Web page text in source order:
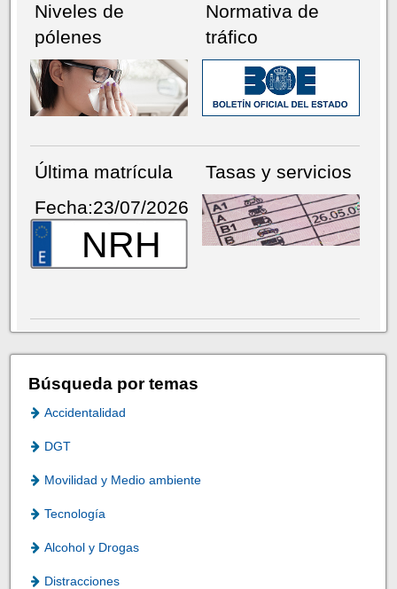
Niveles de
pólenes
Normativa de
tráfico
Última matrícula
Fecha:23/07/2026
NRH
Tasas y servicios
Búsqueda por temas
Accidentalidad
DGT
Movilidad y Medio ambiente
Tecnología
Alcohol y Drogas
Distracciones